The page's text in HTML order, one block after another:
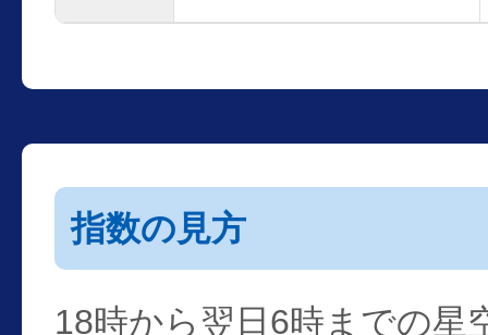
指数の見方
18時から翌日6時までの星